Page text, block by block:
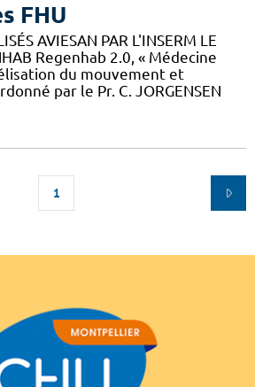
FHU
AVIESAN PAR L'INSERM LE
Regenhab 2.0, « Médecine
du mouvement et
par le Pr. C. JORGENSEN
1